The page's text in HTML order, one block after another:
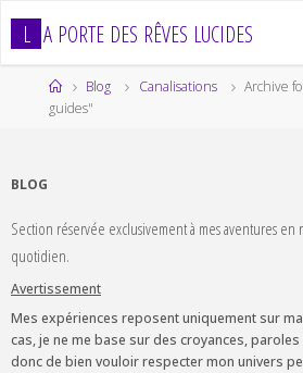
L A PORTE DES RÊVES LUCIDES
HomeBlog Canalisations
Archive
guides"
BLOG
Section réservée exclusivement à mes aventures en
quotidien.
Avertissement
Mes expériences reposent uniquement sur
cas, je ne me base sur des croyances,
donc de bien vouloir respecter mon univers